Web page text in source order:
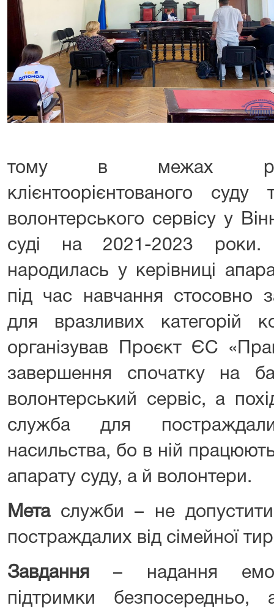
тому в межах
клієнтоорієнтованого суду
волонтерського сервісу у
суді на 2021-2023 роки.
народилась у керівниці
під час навчання стосовно
для вразливих категорій
організував Проєкт ЄС
завершення спочатку на
волонтерський сервіс, а
служба для
насильства, бо в ній
апарату суду, а й волонтери.
Метаслужби ­– не допустити
постраждалих від сімейної
Завдання
– надання
підтримки